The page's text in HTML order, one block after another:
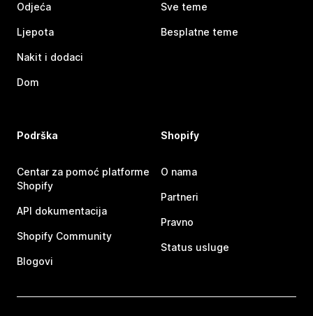
Odjeća
Ljepota
Nakit i dodaci
Dom
Sve teme
Besplatne teme
Podrška
Centar za pomoć platforme
Shopify
API dokumentacija
Shopify Community
Blogovi
Shopify
O nama
Partneri
Pravno
Status usluge